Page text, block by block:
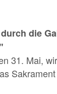
die
31. Mai,